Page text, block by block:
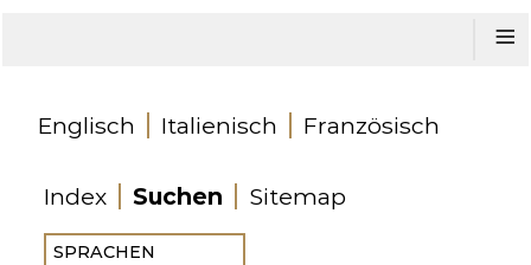
≡
Englisch Italienisch Französisch
Index Suchen Sitemap